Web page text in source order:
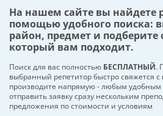
На нашем сайте вы найдете
помощью удобного поиска:
район, предмет и подберите
который вам подходит.
Поиск для вас полностью БЕСПЛАТНЫЙ.
выбранный репетитор быстро свяжется
производите напрямую - любым удобным
отправить заявку сразу нескольким
предложения по стоимости и условиям